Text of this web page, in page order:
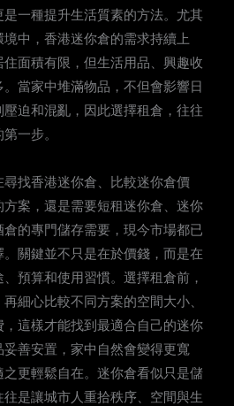
一種提升生活質素的方法。尤其
中，香港迷你倉的需求持續上
面積有限，但生活用品、興趣收
當家中堆滿物品，不但會影響日
迫和混亂，因此選擇租倉，往往
一步。
找香港迷你倉、比較迷你倉價
案，還是需要短租迷你倉、迷你
的專門儲存需要，現今市場都已
關鍵並不只是在於價錢，而是在
預算和使用習慣。選擇租倉前，
細心比較不同方案的空間大小、
這樣才能找到最適合自己的迷你
善安置，家中自然會變得更寬
更輕鬆自在。迷你倉看似只是儲
是讓城市人重拾秩序、空間與生